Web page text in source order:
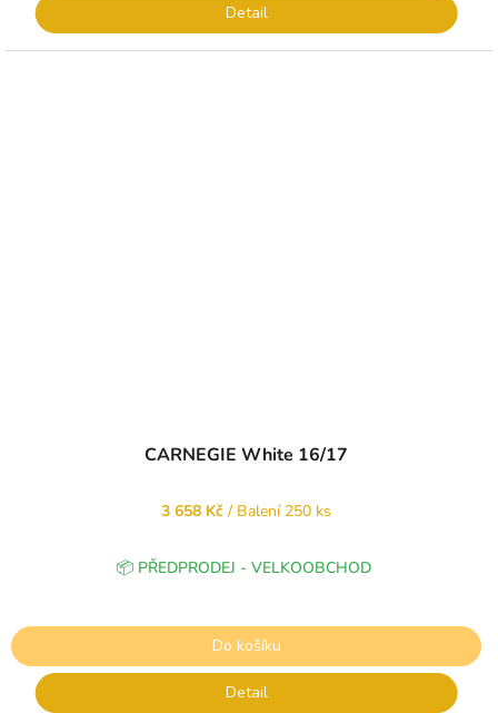
Detail
CARNEGIE White 16/17
3 658 Kč / Balení 250 ks
📦 PŘEDPRODEJ - VELKOOBCHOD
Do košíku
Detail